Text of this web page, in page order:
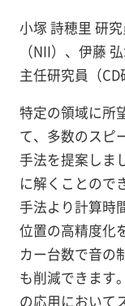
小塚 詩穂里 研
（NII）、伊藤
主任研究員（CD
特定の領域に所
て、多数のスピ
手法を提案しま
に解くことので
手法より計算時
位置の高精度化
カー台数で音の
も削減できます
の応用において